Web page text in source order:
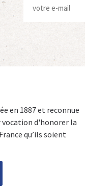
en 1887 et reconnue
vocation d'honorer la
qu’ils soient